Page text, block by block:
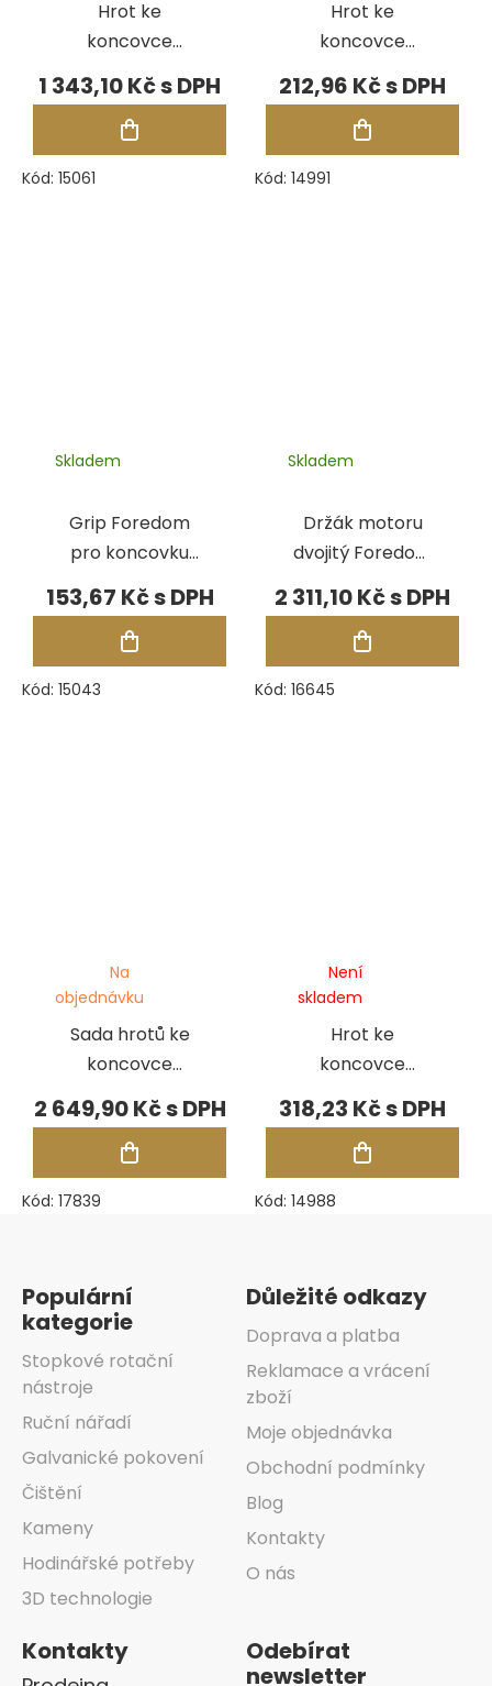
Hrot ke
koncovce
Foredom H.15,
pavé
diamantový
1 343,10 Kč
Kód: 15061
Hrot ke
koncovce
Foredom H.15,
plochý
212,96 Kč
Kód: 14991
Grip Foredom
pro koncovku
H.30
Skladem
153,67 Kč
Kód: 15043
Držák motoru
dvojitý Foredom
MAMH-1, upínací
svorka
Skladem
2 311,10 Kč
Kód: 16645
Sada hrotů ke
koncovce
Foredom H.15
Na
objednávku
2 649,90 Kč
Kód: 17839
Hrot ke
koncovce
Foredom H.15,
kulatý
Není
skladem
318,23 Kč
Kód: 14988
Populární
kategorie
Stopkové rotační
nástroje
Ruční nářadí
Galvanické pokovení
Čištění
Kameny
Hodinářské potřeby
3D technologie
Důležité odkazy
Doprava a platba
Reklamace a vrácení
zboží
Moje objednávka
Obchodní podmínky
Blog
Kontakty
O nás
Kontakty
Odebírat
newsletter